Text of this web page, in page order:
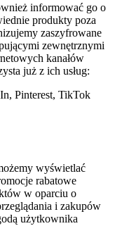
informować go o
produkty poza
zaszyfrowane
zewnętrznymi
kanałów
już z ich usług:
Pinterest, TikTok
wyświetlać
rabatowe
w oparciu o
i zakupów
użytkownika